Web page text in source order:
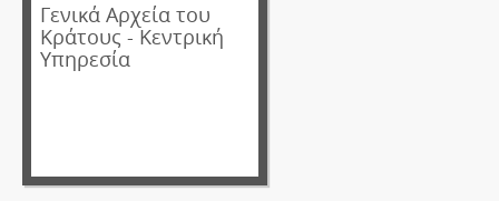
Γενικά Αρχεία του
Κράτους - Κεντρική
Υπηρεσία